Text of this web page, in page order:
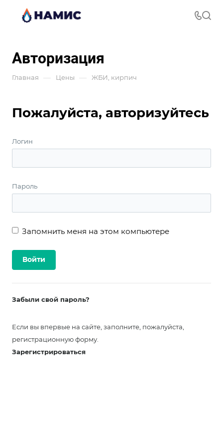
Авторизация
Главная — Цены — ЖБИ, кирпич
Пожалуйста, авторизуйтесь
Логин
Пароль
Запомнить меня на этом компьютере
Забыли свой пароль?
Если вы впервые на сайте, заполните, пожалуйста,
регистрационную форму.
Зарегистрироваться